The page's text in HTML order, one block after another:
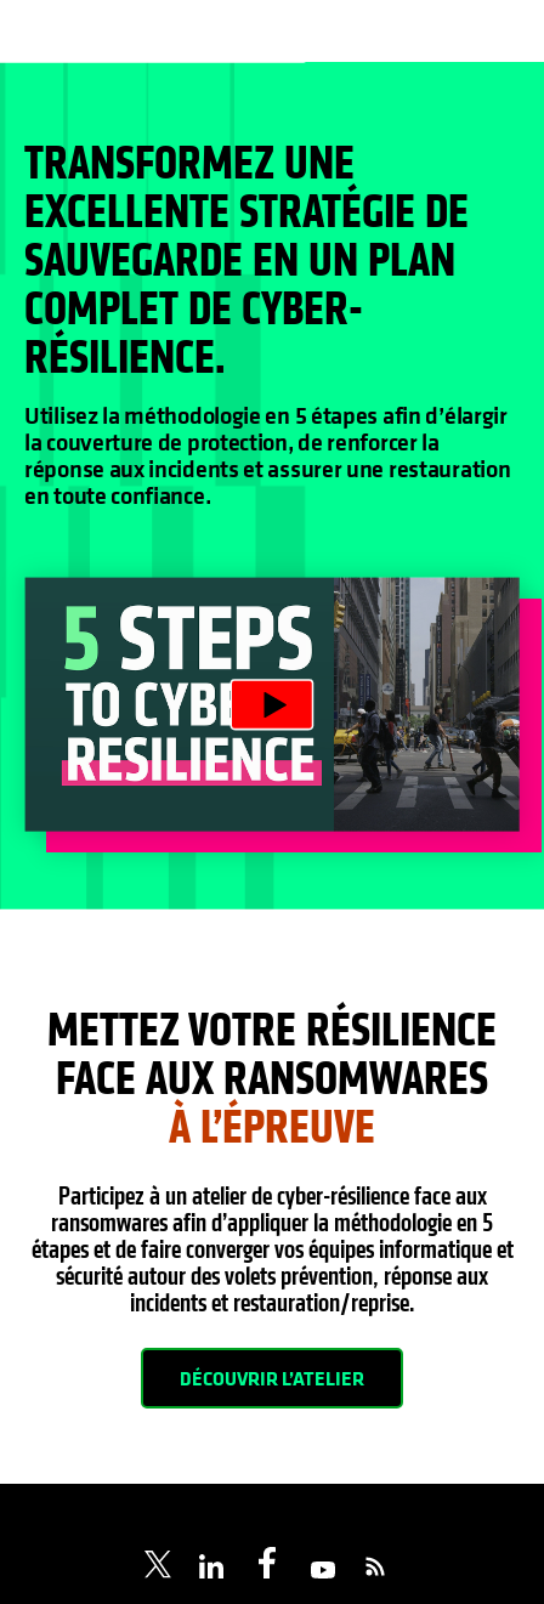
TRANSFORMEZ UNE
EXCELLENTE STRATÉGIE DE
SAUVEGARDE EN UN PLAN
COMPLET DE CYBER-
RÉSILIENCE.
Utilisez la méthodologie en 5 étapes afin d’élargir
la couverture de protection, de renforcer la
réponse aux incidents et assurer une restauration
en toute confiance.
METTEZ VOTRE RÉSILIENCE
FACE AUX RANSOMWARES
À L’ÉPREUVE
Participez à un atelier de cyber-résilience face aux
ransomwares afin d’appliquer la méthodologie en 5
étapes et de faire converger vos équipes informatique et
sécurité autour des volets prévention, réponse aux
incidents et restauration/reprise.
DÉCOUVRIR L’ATELIER
s’ouvre dans un nouvel onglet
s’ouvre dans un nouvel onglet
s’ouvre dans un nouvel
s’ouvre dans un